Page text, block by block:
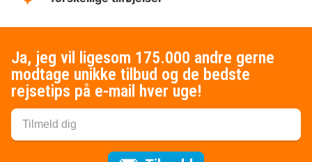
Ja, jeg vil ligesom 175.000 andre gerne
modtage unikke tilbud og de bedste
rejsetips på e-mail hver uge!